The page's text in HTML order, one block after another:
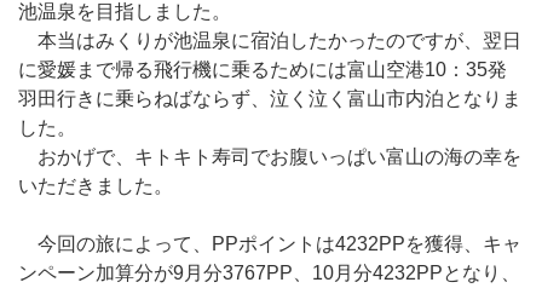
池温泉を目指しました。
本当はみくりが池温泉に宿泊したかったのですが、翌日
に愛媛まで帰る飛行機に乗るためには富山空港10：35発
羽田行きに乗らねばならず、泣く泣く富山市内泊となりま
した。
おかげで、キトキト寿司でお腹いっぱい富山の海の幸を
いただきました。
今回の旅によって、PPポイントは4232PPを獲得、キャ
ンペーン加算分が9月分3767PP、10月分4232PPとなり、